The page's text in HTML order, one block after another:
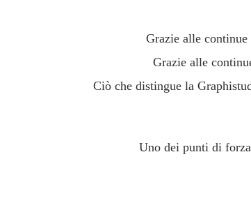
Grazie alle
Grazie alle
Ciò che distingue la
Uno dei punti di